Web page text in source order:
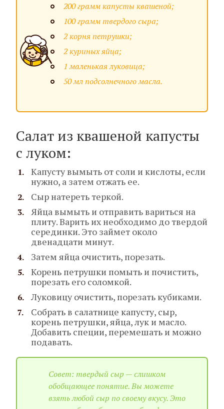
200 грамм капусты квашеной;
100 грамм твердого сыра;
2 корня петрушки;
2 куриных яйца;
1 маленькая луковица;
50 мл подсолнечного масла.
Салат из квашеной капусты
с луком:
Капусту вымыть от соли и кислоты, если
нужно, а затем отжать ее.
Сыр натереть теркой.
Яйца вымыть и отправить вариться на
плиту. Варить их необходимо до твердой
серединки. Это займет около
двенадцати минут.
Затем яйца очистить, порезать.
Корень петрушки помыть и почистить,
порезать его соломкой.
Луковицу очистить, порезать кубиками.
Собрать в салатнице капусту, сыр,
корень петрушки, яйца, лук и масло.
Добавить специи, перемешать и можно
подавать.
Совет: твердый сыр — слишком
обобщающее понятие. Вы можете
взять любой сыр по своему вкусу. Это